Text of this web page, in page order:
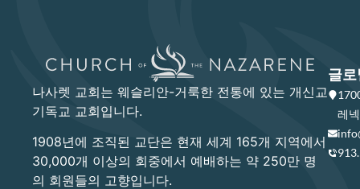
나사렛 교회는 웨슬리안-거룩한 전통에 있는 개신교
기독교 교회입니다.
1908년에 조직된 교단은 현재 세계 165개 지역에서
30,000개 이상의 회중에서 예배하는 약 250만 명
의 회원들의 고향입니다.
글로
레